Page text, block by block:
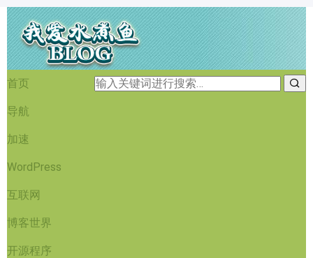
首页
导航
加速
WordPress
互联网
博客世界
开源程序